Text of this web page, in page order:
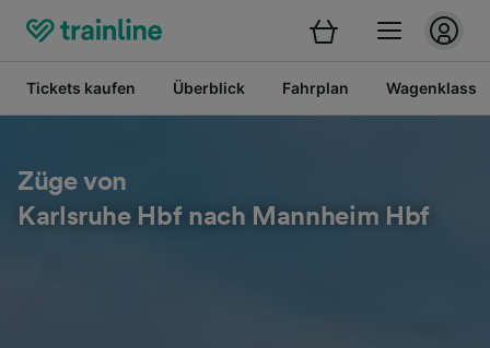
Tickets kaufen Überblick Fahrplan
Züge von
Karlsruhe Hbf nach Mannheim Hbf